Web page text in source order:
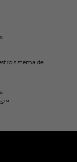
sistema de